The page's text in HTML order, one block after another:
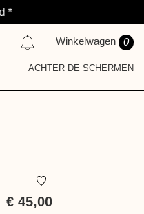
Winkelwagen 0
ACHTER DE SCHERMEN
€ 45,00